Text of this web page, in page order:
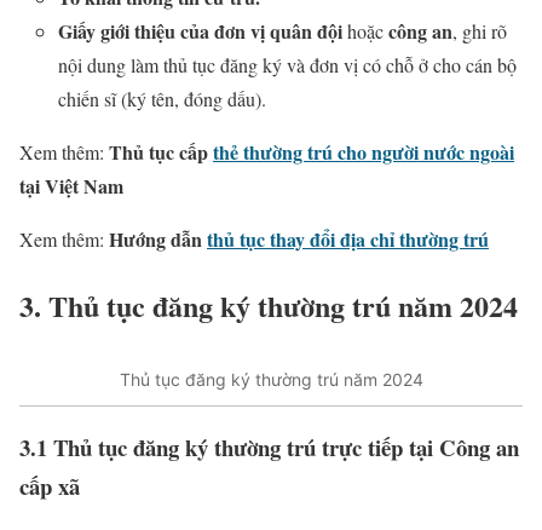
Giấy giới thiệu của đơn vị quân độihoặccông an, ghi rõ
nội dung làm thủ tục đăng ký và đơn vị có chỗ ở cho cán bộ
chiến sĩ (ký tên, đóng dấu).
Xem thêm: Thủ tục cấpthẻ thường trú cho người nước ngoài
tại Việt Nam
Xem thêm: Hướng dẫnthủ tục thay đổi địa chỉ thường trú
3. Thủ tục đăng ký thường trú năm 2024
Thủ tục đăng ký thường trú năm 2024
3.1 Thủ tục đăng ký thường trú trực tiếp tại Công an
cấp xã